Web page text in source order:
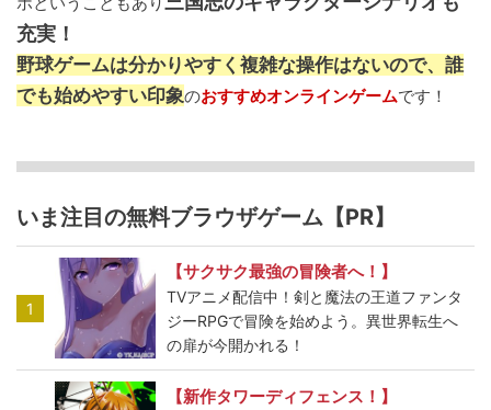
充実！
野球ゲームは分かりやすく複雑な操作はないので、誰
でも始めやすい印象のおすすめオンラインゲームです！
いま注目の無料ブラウザゲーム【PR】
1
【サクサク最強の冒険者へ！】
TVアニメ配信中！剣と魔法の王道ファンタ
ジーRPGで冒険を始めよう。異世界転生へ
の扉が今開かれる！
【新作タワーディフェンス！】